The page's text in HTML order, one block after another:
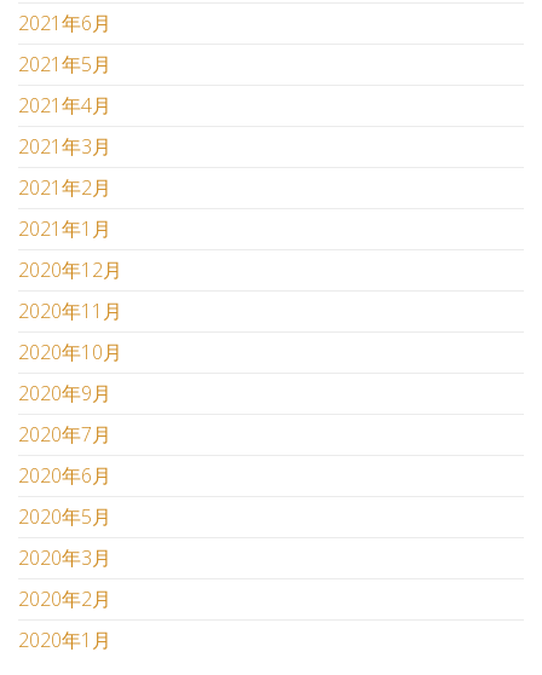
2021年6月
2021年5月
2021年4月
2021年3月
2021年2月
2021年1月
2020年12月
2020年11月
2020年10月
2020年9月
2020年7月
2020年6月
2020年5月
2020年3月
2020年2月
2020年1月